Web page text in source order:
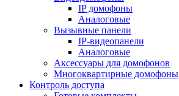
IP домофоны
Аналоговые
Вызывные панели
IP-видеопанели
Аналоговые
Аксессуары для домофонов
Многоквартирные домофоны
Контроль доступа